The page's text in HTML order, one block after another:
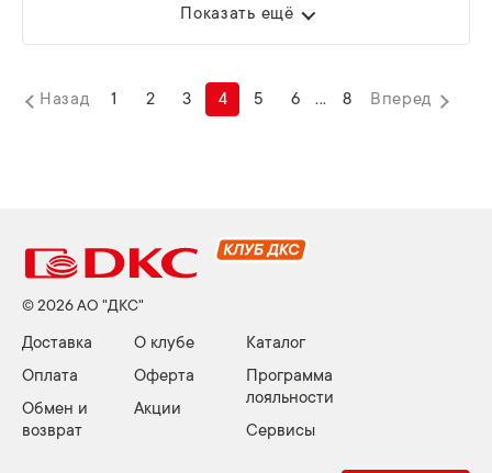
Показать ещё
Назад 1 2 3 4 5 6 ... 8 Вперед
© 2026 АО "ДКС"
Доставка
Оплата
Обмен и
возврат
О клубе
Оферта
Акции
Каталог
Программа
лояльности
Сервисы